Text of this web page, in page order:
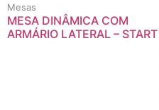
Mesas
MESA DINÂMICA COM
ARMÁRIO LATERAL – START